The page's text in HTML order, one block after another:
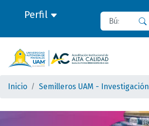
Perfil Buscar
Inicio Semilleros UAM - Investigación